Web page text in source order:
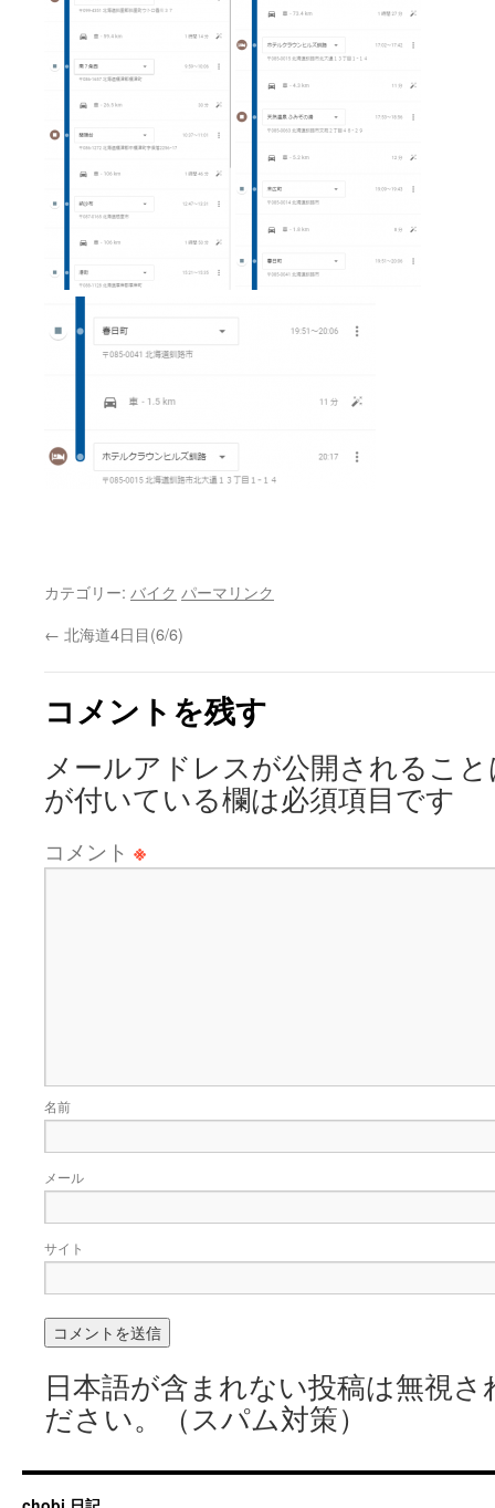
カテゴリー: バイク パーマリンク
← 北海道4日目(6/6)
コメントを残す
メールアドレスが公開されるこ
が付いている欄は必須項目です
コメント ※
名前
メール
サイト
日本語が含まれない投稿は無視
ださい。（スパム対策）